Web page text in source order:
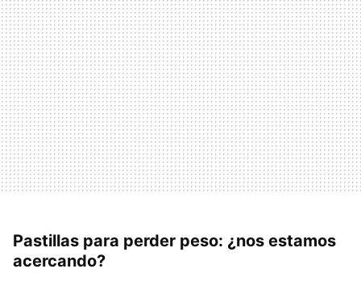
Pastillas para perder peso: ¿nos estamos
acercando?